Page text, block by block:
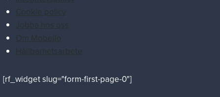
Cookie policy
Jobba hos oss
Om Mobello
Hållbarhetsarbete
[rf_widget slug="form-first-page-0"]